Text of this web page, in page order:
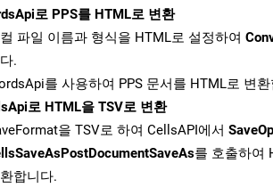
로 PPS를 HTML로 변환
파일 이름과 형식을 HTML로 설정하여
.
를 사용하여 PPS 문서를 HTML로 변
로 HTML을 TSV로 변환
을 TSV로 하여 CellsAPI에서
를 호출하여
합니다.